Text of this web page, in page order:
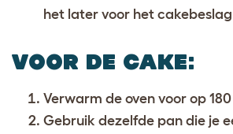
het later voor het
VOOR DE CAKE:
Verwarm de oven voor op 180
Gebruik dezelfde pan die je